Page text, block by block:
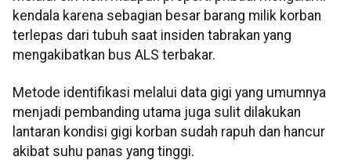
kendala karena sebagian besar barang milik korban
terlepas dari tubuh saat insiden tabrakan yang
mengakibatkan bus ALS terbakar.
Metode identifikasi melalui data gigi yang umumnya
menjadi pembanding utama juga sulit dilakukan
lantaran kondisi gigi korban sudah rapuh dan hancur
akibat suhu panas yang tinggi.